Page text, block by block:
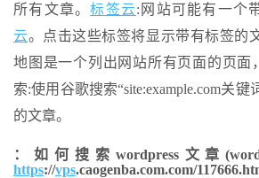
所有文章。标签云:网站可能有一个
云。点击这些标签将显示带有标签的
地图是一个列出网站所有页面的页面
索:使用谷歌搜索“site:example.com关
的文章。
：如何搜索wordpress文章
https://vps.caogenba.com.com/